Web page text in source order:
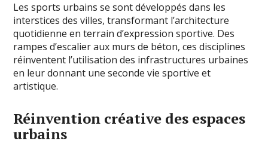
Les sports urbains se sont développés dans les
interstices des villes, transformant l’architecture
quotidienne en terrain d’expression sportive. Des
rampes d’escalier aux murs de béton, ces disciplines
réinventent l’utilisation des infrastructures urbaines
en leur donnant une seconde vie sportive et
artistique.
Réinvention créative des espaces
urbains